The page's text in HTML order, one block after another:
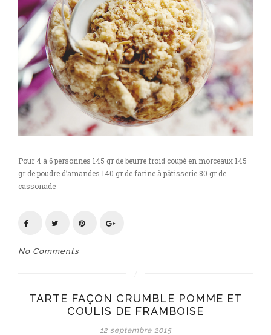
cas
Pour 4 à 6 personnes 145 gr de beurre froid coupé en morceaux 145
gr de poudre d’amandes 140 gr de farine à pâtisserie 80 gr de
cassonade
No Comments
TARTE FAÇON CRUMBLE POMME ET
COULIS DE FRAMBOISE
12 septembre 2015